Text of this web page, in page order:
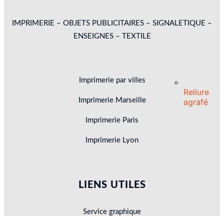
Reliure
agrafé
IMPRIMERIE – OBJETS PUBLICITAIRES – SIGNALETIQUE –
ENSEIGNES – TEXTILE
Imprimerie par villes
Imprimerie Marseille
Imprimerie Paris
Imprimerie Lyon
LIENS UTILES
Service graphique